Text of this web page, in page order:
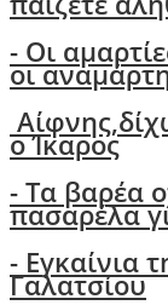
- Οι
οι
ο Ίκαρος
- Tα βαρέα
πασαρέλα
- Εγκαίνια
Γαλατσίου